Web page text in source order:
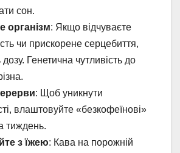
сон.
організм: Якщо відчуваєте
чи прискорене серцебиття,
Генетична чутливість до
: Щоб уникнути
влаштовуйте «безкофеїнові»
тиждень.
з їжею: Кава на порожній